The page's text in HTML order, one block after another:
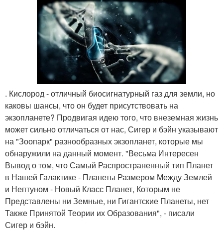
. Кислород - отличный биосигнатурный газ для земли, но
каковы шансы, что он будет присутствовать на
экзопланете? Продвигая идею того, что внеземная жизнь
может сильно отличаться от нас, Сигер и бэйн указывают
на "Зоопарк" разнообразных экзопланет, которые мы
обнаружили на данный момент. "Весьма Интересен
Вывод о том, что Самый Распространенный тип Планет
в Нашей Галактике - Планеты Размером Между Землей
и Нептуном - Новый Класс Планет, Которым не
Представлены ни Земные, ни Гигантские Планеты, нет
Также Принятой Теории их Образования", - писали
Сигер и бэйн.